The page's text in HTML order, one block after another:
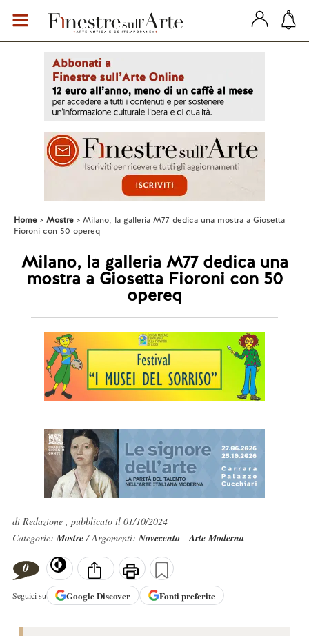
Home Mostre
Milano, la galleria M77 dedica una mostra a Giosetta
Fioroni con 50 opereq
Milano, la galleria M77 dedica una
mostra a Giosetta Fioroni con 50
opereq
di Redazione , pubblicato il 01/10/2024
Categorie:Mostre/ Argomenti:Novecento -Arte Moderna
0
Seguici su GoogleDiscover Fonti preferite